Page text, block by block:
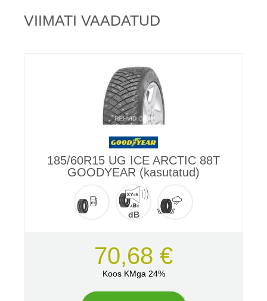
VIIMATI VAADATUD
185/60R15 UG ICE ARCTIC 88T
GOODYEAR (kasutatud)
dB
70,68 €
Koos KMga 24%